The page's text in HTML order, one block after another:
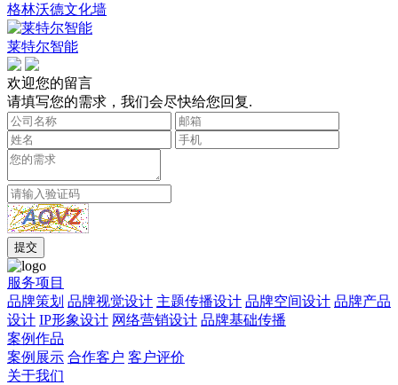
格林沃德文化墙
莱特尔智能
欢迎您的留言
请填写您的需求，我们会尽快给您回复.
服务项目
品牌策划 品牌视觉设计 主题传播设计 品牌空间设计 品牌产品
设计 IP形象设计 网络营销设计 品牌基础传播
案例作品
案例展示 合作客户 客户评价
关于我们